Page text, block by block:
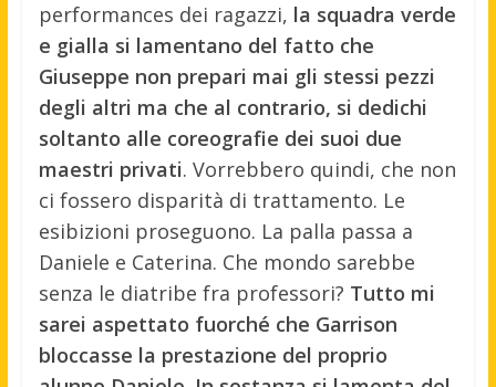
performances dei ragazzi, la squadra verde
e gialla si lamentano del fatto che
Giuseppe non prepari mai gli stessi pezzi
degli altri ma che al contrario, si dedichi
soltanto alle coreografie dei suoi due
maestri privati. Vorrebbero quindi, che non
ci fossero disparità di trattamento. Le
esibizioni proseguono. La palla passa a
Daniele e Caterina. Che mondo sarebbe
senza le diatribe fra professori? Tutto mi
sarei aspettato fuorché che Garrison
bloccasse la prestazione del proprio